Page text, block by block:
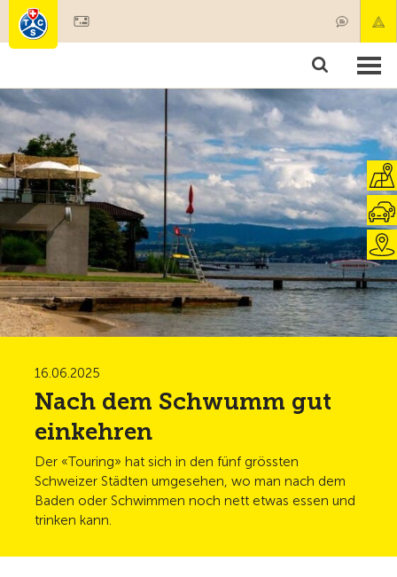
Mitgliedschaft & Leistungen
Test, Sicherheit & Gesundheit
16.06.2025
Nach dem Schwumm gut
einkehren
Der «Touring» hat sich in den fünf grössten
Schweizer Städten umgesehen, wo man nach dem
Baden oder Schwimmen noch nett etwas essen und
trinken kann.